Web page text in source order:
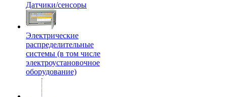
Датчики/сенсоры
Электрические
распределительные
системы (в том числе
электроустановочное
оборудование)